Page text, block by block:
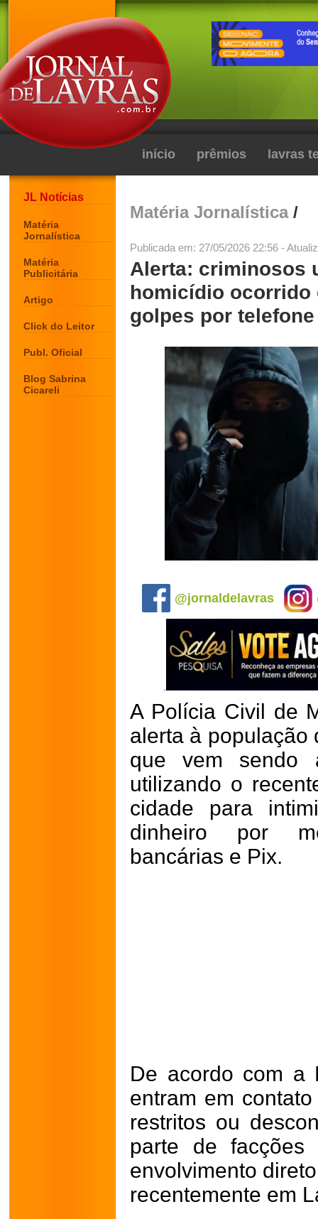
início prêmios lavras
JL Notícias
Matéria
Jornalística
Matéria
Publicitária
Artigo
Click do Leitor
Publ. Oficial
Blog Sabrina
Cicareli
Matéria Jornalística/
Publicada em: 27/05/2026 22:56 -
Alerta: criminosos
homicídio ocorrido
golpes por
@jornaldelavras
A Polícia Civil de
alerta à população
que vem sendo
utilizando o
cidade para
dinheiro por
bancárias e Pix.
De acordo com a
entram em
restritos ou
parte de facções
envolvimento
recentemente em